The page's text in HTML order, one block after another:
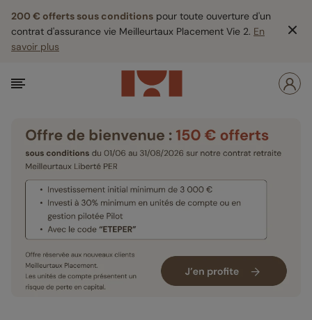
200 € offerts sous conditions pour toute ouverture d'un
contrat d'assurance vie Meilleurtaux Placement Vie 2. En
savoir plus